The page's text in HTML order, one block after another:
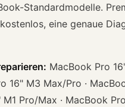
Standardmodelle.
eine genaue
MacBook Pro
16" M3 Max/Pro ·
Pro/Max · MacBook